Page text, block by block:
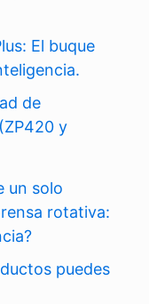
El buque
de
y
un solo
rotativa:
puedes